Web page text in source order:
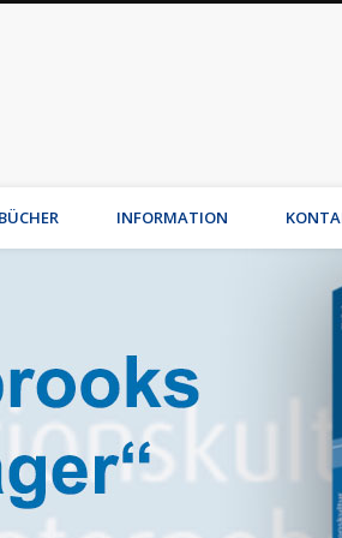
| Hamburg –
Familienunternehmen: Jochen Waibel,
INFORMATION